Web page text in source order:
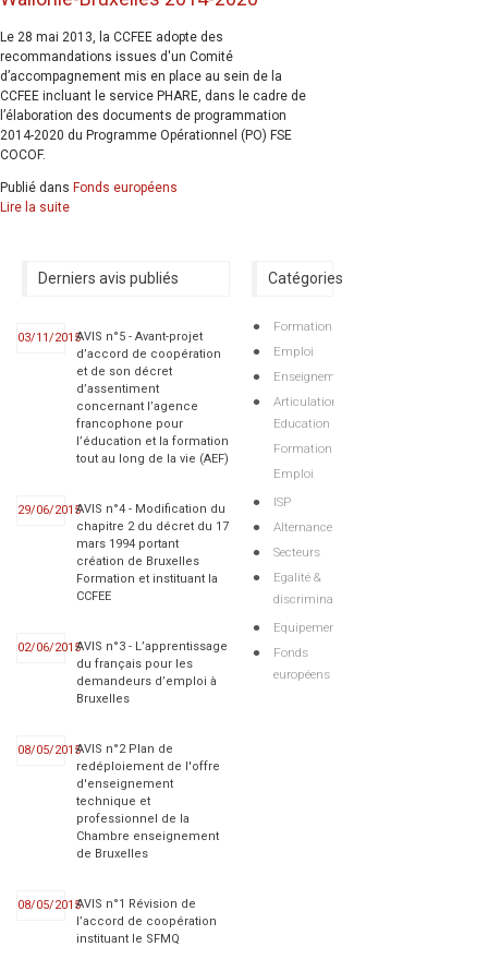
Le 28 mai 2013, la CCFEE adopte des
recommandations issues d'un Comité
d’accompagnement mis en place au sein de la
CCFEE incluant le service PHARE, dans le cadre de
l’élaboration des documents de programmation
2014-2020 du Programme Opérationnel (PO) FSE
COCOF.
Publié dans Fonds européens
Lire la suite
Derniers avis publiés
03/11/2015AVIS n°5 - Avant-projet
d’accord de coopération
et de son décret
d’assentiment
concernant l’agence
francophone pour
l’éducation et la formation
tout au long de la vie (AEF)
29/06/2015AVIS n°4 - Modification du
chapitre 2 du décret du 17
mars 1994 portant
création de Bruxelles
Formation et instituant la
CCFEE
02/06/2015AVIS n°3 - L’apprentissage
du français pour les
demandeurs d’emploi à
Bruxelles
08/05/2015AVIS n°2 Plan de
redéploiement de l'offre
d'enseignement
technique et
professionnel de la
Chambre enseignement
de Bruxelles
08/05/2015AVIS n°1 Révision de
l’accord de coopération
instituant le SFMQ
Catégories
Formation
Emploi
Enseignement
Articulations
Education
Formation
Emploi
ISP
Alternance
Secteurs
Egalité &
discriminations
Equipements
Fonds
européens